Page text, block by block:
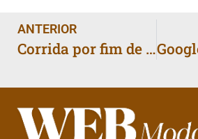
ANTERIOR
Corrida por fim de incentivo federal faz vendas de veículos elétricos baterem recorde nos EUA